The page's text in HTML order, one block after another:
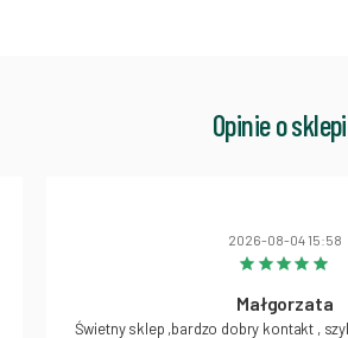
Opinie o
2026-08-04 15:58
Małgorzata
Świetny sklep ,bardzo dobry kontakt ,